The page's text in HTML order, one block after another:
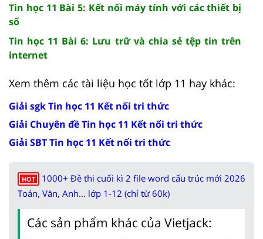
Tin học 11 Bài 5: Kết nối máy tính với các thiết bị
số
Tin học 11 Bài 6: Lưu trữ và chia sẻ tệp tin trên
internet
Xem thêm các tài liệu học tốt lớp 11 hay khác:
Giải sgk Tin học 11 Kết nối tri thức
Giải Chuyên đề Tin học 11 Kết nối tri thức
Giải SBT Tin học 11 Kết nối tri thức
HOT
1000+ Đề thi cuối kì 2 file word cấu trúc mới 2026
Toán, Văn, Anh... lớp 1-12 (chỉ từ 60k)
Các sản phẩm khác của Vietjack: